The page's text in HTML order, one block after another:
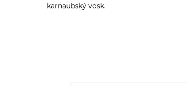
karnaubský vosk.